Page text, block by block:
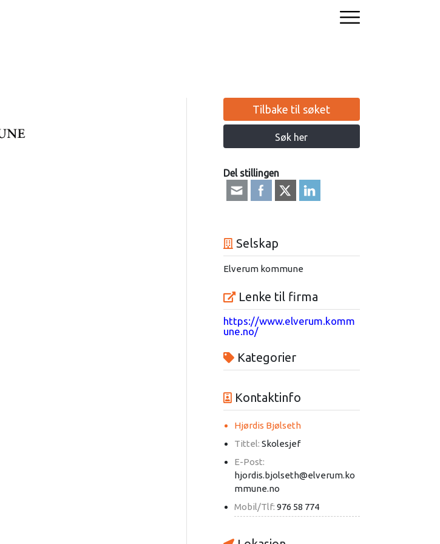
Tilbake til søket
Søk her
Del stillingen
Selskap
Elverum kommune
Lenke til firma
https://www.elverum.komm
une.no/
Kategorier
Kontaktinfo
Hjørdis Bjølseth
Tittel: Skolesjef
E-Post:
hjordis.bjolseth@elverum.ko
mmune.no
Mobil/Tlf: 976 58 774